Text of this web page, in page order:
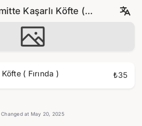
Kaşarlı Köfte (
( Fırında ) ₺35
Changed at May 20, 2025